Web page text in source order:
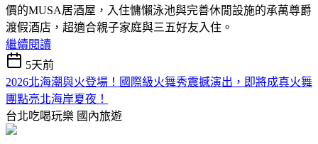
價的MUSA居酒屋，入住慵懶泳池與完善休閒設施的承萬尊爵
渡假酒店，超適合親子家庭與三五好友入住。
繼續閱讀
5天前
2026北海潮與火登場！國際級火舞秀震撼演出，即將成真火舞
團點亮北海岸夏夜！
台北吃喝玩樂 國內旅遊